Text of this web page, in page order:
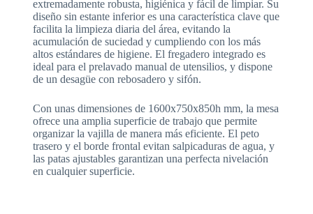
extremadamente robusta, higiénica y fácil de limpiar. Su
diseño sin estante inferior es una característica clave que
facilita la limpieza diaria del área, evitando la
acumulación de suciedad y cumpliendo con los más
altos estándares de higiene. El fregadero integrado es
ideal para el prelavado manual de utensilios, y dispone
de un desagüe con rebosadero y sifón.
Con unas dimensiones de 1600x750x850h mm, la mesa
ofrece una amplia superficie de trabajo que permite
organizar la vajilla de manera más eficiente. El peto
trasero y el borde frontal evitan salpicaduras de agua, y
las patas ajustables garantizan una perfecta nivelación
en cualquier superficie.